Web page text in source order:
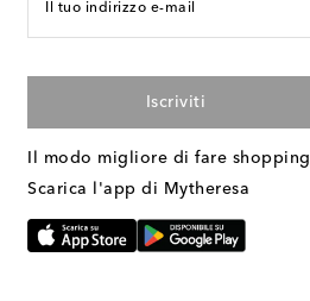
Il tuo indirizzo e-mail
Iscriviti
Il modo migliore di fare shopping
Scarica l'app di Mytheresa